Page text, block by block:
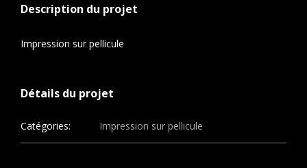
Description du projet
Impression sur pellicule
Détails du projet
Catégories: Impression sur pellicule